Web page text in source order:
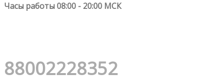
Часы работы 08:00 - 20:00 МСК
88002228352